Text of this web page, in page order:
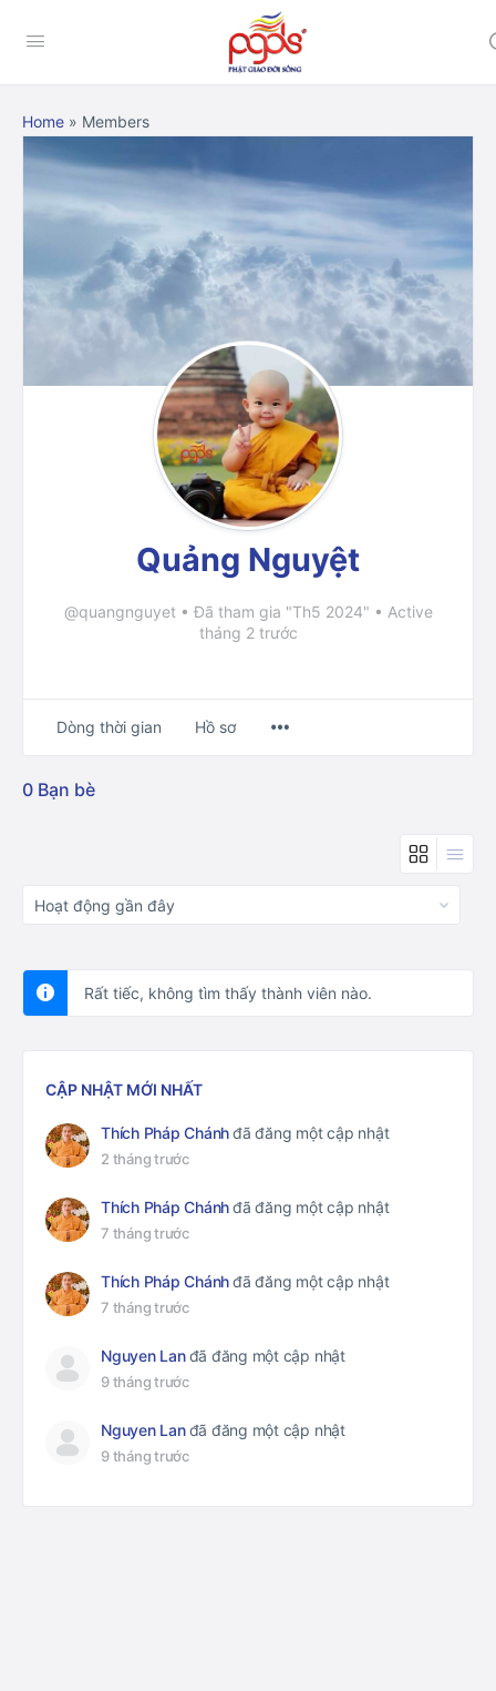
Home » Members
Quảng Nguyệt
@quangnguyet • Đã tham gia "Th5 2024" • Active
tháng 2 trước
Dòng thời gian Hồ sơ
Items
0 Bạn bè
Show:
Rất tiếc, không tìm thấy thành viên nào.
CẬP NHẬT MỚI NHẤT
Thích Pháp Chánhđã đăng một cập nhật
2 tháng trước
Thích Pháp Chánhđã đăng một cập nhật
7 tháng trước
Thích Pháp Chánhđã đăng một cập nhật
7 tháng trước
Nguyen Lanđã đăng một cập nhật
9 tháng trước
Nguyen Lanđã đăng một cập nhật
9 tháng trước